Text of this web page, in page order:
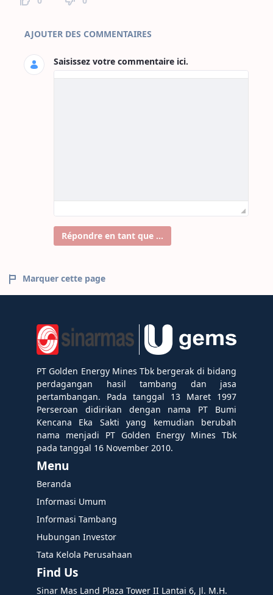
Commentaires sur la page
AJOUTER DES COMMENTAIRES
Saisissez votre commentaire ici.
Répondre en tant que ...
Marquer cette page
PT Golden Energy Mines Tbk bergerak di bidang
perdagangan hasil tambang dan jasa
pertambangan. Pada tanggal 13 Maret 1997
Perseroan didirikan dengan nama PT Bumi
Kencana Eka Sakti yang kemudian berubah
nama menjadi PT Golden Energy Mines Tbk
pada tanggal 16 November 2010.
Menu
Beranda
Informasi Umum
Informasi Tambang
Hubungan Investor
Tata Kelola Perusahaan
Find Us
Sinar Mas Land Plaza Tower II Lantai 6, Jl. M.H.